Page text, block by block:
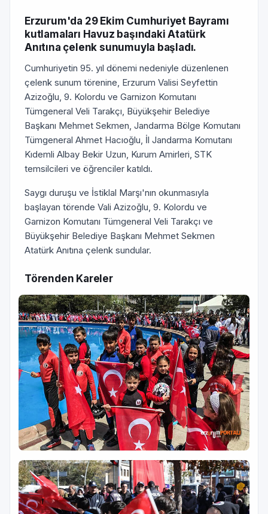
Erzurum'da 29 Ekim Cumhuriyet Bayramı
kutlamaları Havuz başındaki Atatürk
Anıtına çelenk sunumuyla başladı.
Cumhuriyetin 95. yıl dönemi nedeniyle düzenlenen
çelenk sunum törenine, Erzurum Valisi Seyfettin
Azizoğlu, 9. Kolordu ve Garnizon Komutanı
Tümgeneral Veli Tarakçı, Büyükşehir Belediye
Başkanı Mehmet Sekmen, Jandarma Bölge Komutanı
Tümgeneral Ahmet Hacıoğlu, İl Jandarma Komutanı
Kıdemli Albay Bekir Uzun, Kurum Amirleri, STK
temsilcileri ve öğrenciler katıldı.
Saygı duruşu ve İstiklal Marşı'nın okunmasıyla
başlayan törende Vali Azizoğlu, 9. Kolordu ve
Garnizon Komutanı Tümgeneral Veli Tarakçı ve
Büyükşehir Belediye Başkanı Mehmet Sekmen
Atatürk Anıtına çelenk sundular.
Törenden Kareler